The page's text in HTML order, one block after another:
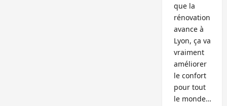
que la
rénovation
avance à
Lyon, ça va
vraiment
améliorer
le confort
pour tout
le monde…